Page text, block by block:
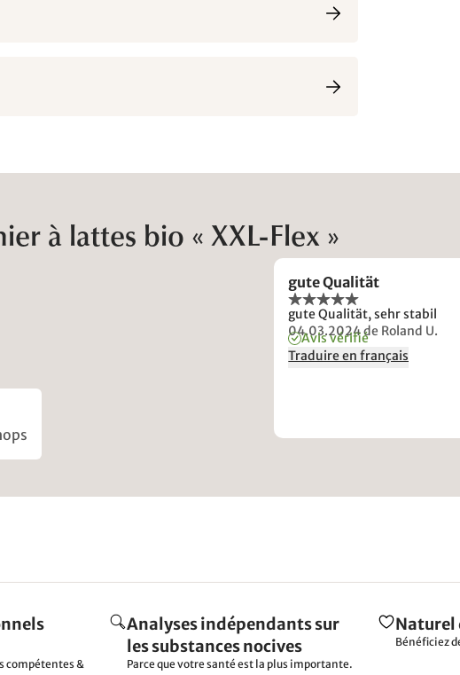
à lattes bio « XXL-Flex »
gute Qualität
gute Qualität, sehr stabil
04.03.2024de Roland U.
Avis vérifié
Traduire en français
compétentes &
Analyses indépendants sur
les substances nocives
Parce que votre santé est la plus importante.
Naturel
Bénéficiez